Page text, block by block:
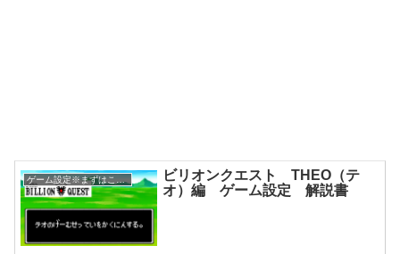
ゲーム設定※まずはここを確認
ビリオンクエスト THEO（テ
オ）編 ゲーム設定 解説書